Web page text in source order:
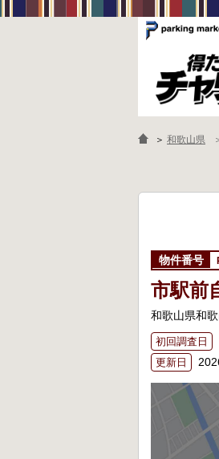
＞ 和歌山県
市駅前
和歌山県和
初回調査日
更新日